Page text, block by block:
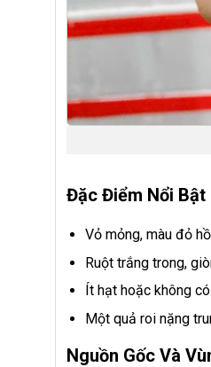
Đặc Điểm Nổi Bật
Vỏ mỏng, màu đỏ
Ruột trắng trong,
Ít hạt hoặc không
Một quả roi nặng
Nguồn Gốc Và